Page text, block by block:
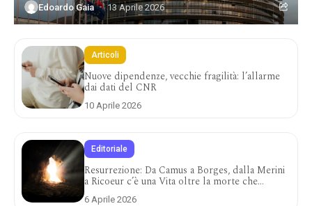
Edoardo Gaia 13 Aprile 2026
Articoli
Nuove dipendenze, vecchie fragilità: l’allarme
dai dati del CNR
10 Aprile 2026
Editoriale
Resurrezione: Da Camus a Borges, dalla Merini
a Ricoeur c’è una Vita oltre la morte che
attraversa la storia
6 Aprile 2026